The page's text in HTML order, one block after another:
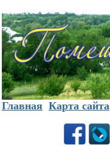
Главная Карта сайта